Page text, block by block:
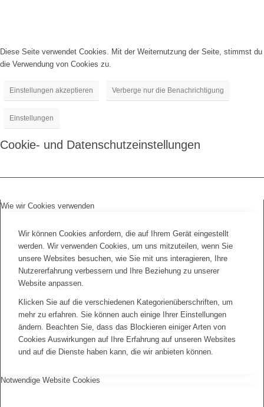
Diese Seite verwendet Cookies. Mit der Weiternutzung der Seite, stimmst du
die Verwendung von Cookies zu.
Einstellungen akzeptieren Verberge nur die Benachrichtigung
Einstellungen
Cookie- und Datenschutzeinstellungen
Wie wir Cookies verwenden
Wir können Cookies anfordern, die auf Ihrem Gerät eingestellt
werden. Wir verwenden Cookies, um uns mitzuteilen, wenn Sie
unsere Websites besuchen, wie Sie mit uns interagieren, Ihre
Nutzererfahrung verbessern und Ihre Beziehung zu unserer
Website anpassen.
Klicken Sie auf die verschiedenen Kategorienüberschriften, um
mehr zu erfahren. Sie können auch einige Ihrer Einstellungen
ändern. Beachten Sie, dass das Blockieren einiger Arten von
Cookies Auswirkungen auf Ihre Erfahrung auf unseren Websites
und auf die Dienste haben kann, die wir anbieten können.
Notwendige Website Cookies